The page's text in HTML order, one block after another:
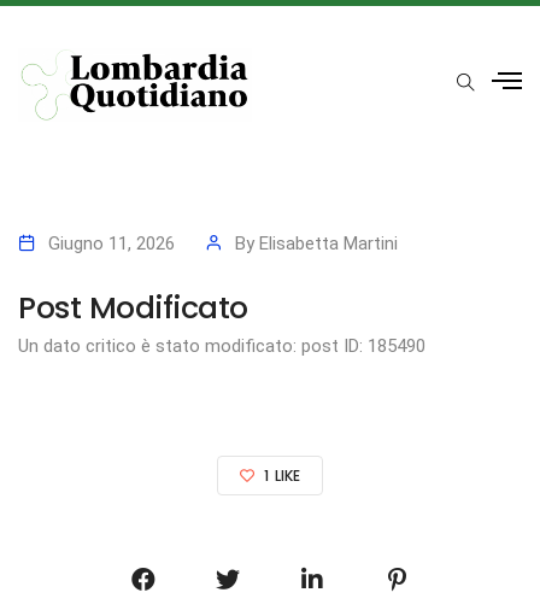
Giugno 11, 2026 By Elisabetta Martini
Post Modificato
Un dato critico è stato modificato: post ID: 185490
1 LIKE